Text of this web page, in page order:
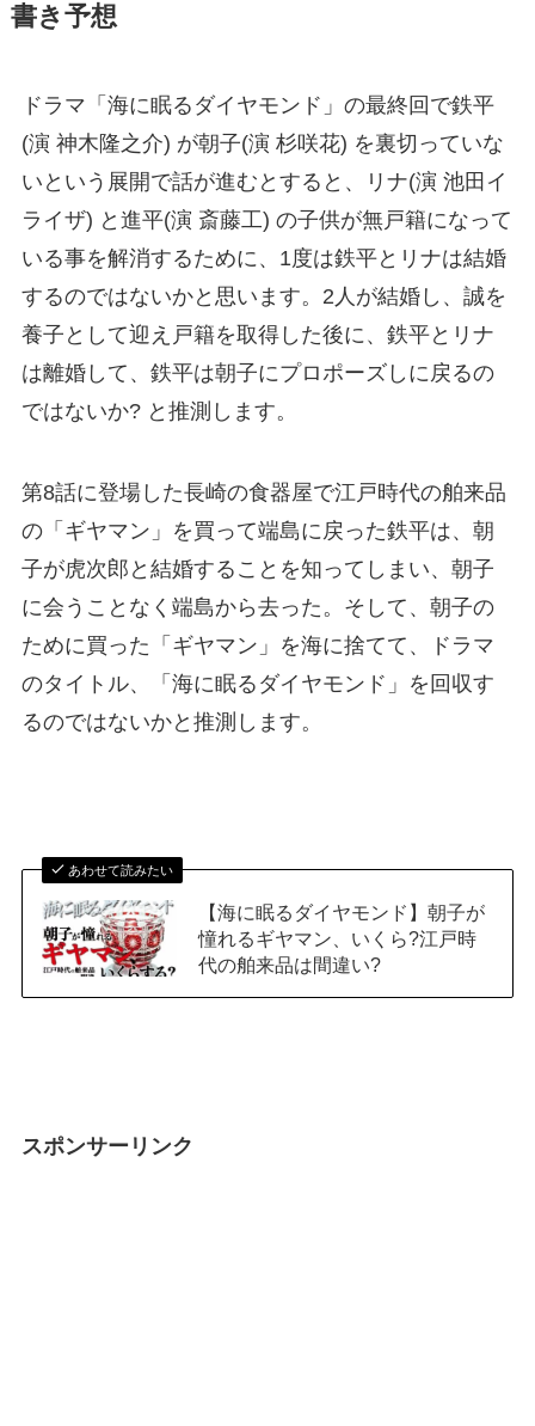
書き予想
ドラマ「海に眠るダイヤモンド」の最終回で鉄平
(演 神木隆之介) が朝子(演 杉咲花) を裏切っていな
いという展開で話が進むとすると、リナ(演 池田イ
ライザ) と進平(演 斎藤工) の子供が無戸籍になって
いる事を解消するために、1度は鉄平とリナは結婚
するのではないかと思います。2人が結婚し、誠を
養子として迎え戸籍を取得した後に、鉄平とリナ
は離婚して、鉄平は朝子にプロポーズしに戻るの
ではないか? と推測します。
第8話に登場した長崎の食器屋で江戸時代の舶来品
の「ギヤマン」を買って端島に戻った鉄平は、朝
子が虎次郎と結婚することを知ってしまい、朝子
に会うことなく端島から去った。そして、朝子の
ために買った「ギヤマン」を海に捨てて、ドラマ
のタイトル、「海に眠るダイヤモンド」を回収す
るのではないかと推測します。
あわせて読みたい
【海に眠るダイヤモンド】朝子が
憧れるギヤマン、いくら?江戸時
代の舶来品は間違い?
スポンサーリンク